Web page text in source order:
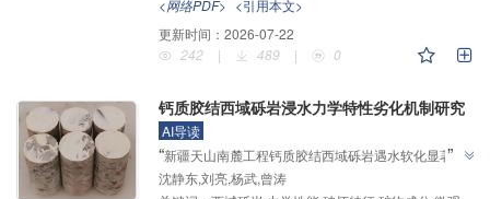
流漂木灾害预测问题提供了新方案。
<网络PDF> <引用本文>
更新时间： 2026-07-22
242
| 489 | 0
钙质胶结西域砾岩浸水力学特性劣化机制研究
AI导读
“新疆天山南麓工程钙质胶结西域砾岩遇水软化显著，
浸水7天强度骤降45.5%，研究团队通过单轴三轴压缩
”
沈静东,刘亮,杨武,曾涛